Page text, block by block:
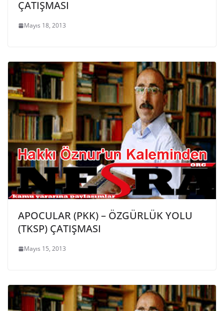
ÇATIŞMASI
Mayıs 18, 2013
APOCULAR (PKK) – ÖZGÜRLÜK YOLU
(TKSP) ÇATIŞMASI
Mayıs 15, 2013